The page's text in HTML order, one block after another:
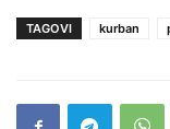
TAGOVI kurban